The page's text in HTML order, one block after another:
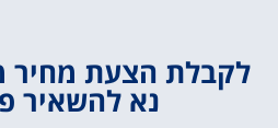
לקבלת הצעת מחיר
נא להשאיר